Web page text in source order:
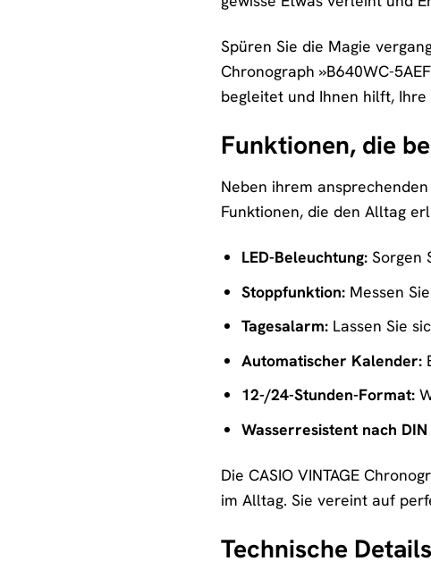
Spüren Sie die Magie
Chronograph »B640WC-
begleitet und Ihnen hilft,
Funktionen, die
Neben ihrem
Funktionen, die den Alltag
LED-Beleuchtung:Sorgen
Stoppfunktion:Messen
Tagesalarm:Lassen Sie
Automatischer Kalender:
12-/24-Stunden-Format:
Wasserresistent nach
Die CASIO VINTAGE
im Alltag. Sie vereint auf
Technische